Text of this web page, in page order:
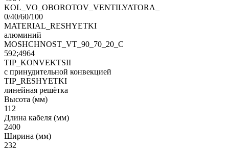
KOL_VO_OBOROTOV_VENTILYATORA_
0/40/60/100
MATERIAL_RESHYETKI
алюминий
MOSHCHNOST_VT_90_70_20_C
592;4964
TIP_KONVEKTSII
с принудительной конвекцией
TIP_RESHYETKI
линейная решётка
Высота (мм)
112
Длина кабеля (мм)
2400
Ширина (мм)
232